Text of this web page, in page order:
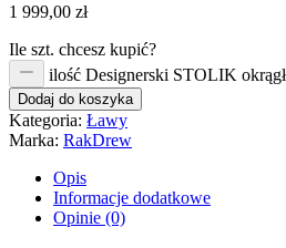
1 999,00 zł
Ile szt. chcesz kupić?
ilość Designerski STOLIK
Dodaj do koszyka
Kategoria: Ławy
Marka: RakDrew
Opis
Informacje dodatkowe
Opinie (0)